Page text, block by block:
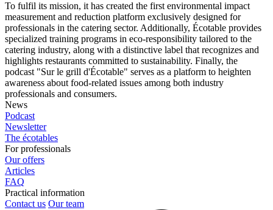
To fulfil its mission, it has created the first environmental impact
measurement and reduction platform exclusively designed for
professionals in the catering sector. Additionally, Écotable provides
specialized training programs in eco-responsibility tailored to the
catering industry, along with a distinctive label that recognizes and
highlights restaurants committed to sustainability. Finally, the
podcast "Sur le grill d'Écotable" serves as a platform to heighten
awareness about food-related issues among both industry
professionals and consumers.
News
Podcast
Newsletter
The écotables
For professionals
Our offers
Articles
FAQ
Practical information
Contact us Our team